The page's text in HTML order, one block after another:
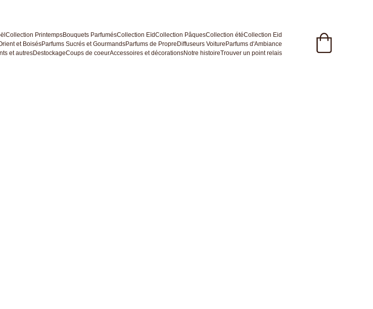
Collection PrintempsBouquets ParfumésCollection EïdCollection PâquesCollection étéCollection Eid
et BoisésParfums Sucrés et GourmandsParfums de PropreDiffuseurs VoitureParfums d'Ambiance
et autresDestockageCoups de coeurAccessoires et décorationsNotre histoireTrouver un point relais